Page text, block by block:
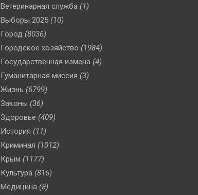
Ветеринарная служба (1)
Выборы 2025 (10)
Город (8036)
Городское хозяйство (1984)
Государственная измена (4)
Гуманитарная миссия (3)
Жизнь (6799)
Законы (36)
Здоровье (409)
История (11)
Криминал (1012)
Крым (1177)
Культура (816)
Медицина (8)